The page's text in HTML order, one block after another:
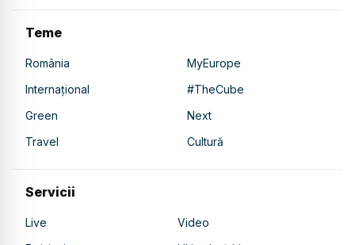
Teme
România
MyEurope
Internațional
#TheCube
Green
Next
Travel
Cultură
Servicii
Live
Video